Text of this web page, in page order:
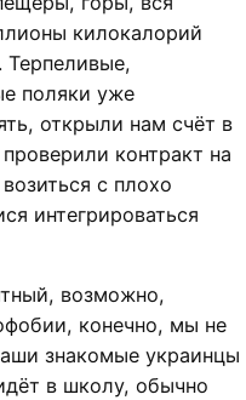
килокалорий
поляки уже
открыли нам счёт в
контракт на
с плохо
интегрироваться
возможно,
конечно, мы не
знакомые украинцы
в школу, обычно